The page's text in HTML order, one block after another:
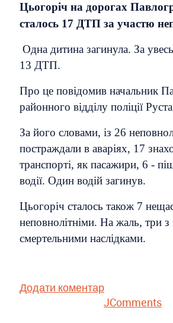
Цьогоріч на дорогах
сталось 17 ДТП за участю
Одна дитина загинула. За
13 ДТП.
Про це повідомив начальник
районного відділу поліції
За його словами, із 26
постраждали в аваріях, 17
транспорті, як пасажири, 6 -
водії. Один водій загинув.
Цьогоріч сталось також 7
неповнолітніми. На жаль, три з
смертельними наслідками.
Додати коментар
JComments